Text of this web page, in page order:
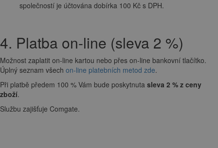
společností je účtována dobírka 100 Kč s DPH.
4. Platba on-line (sleva 2 %)
Možnost zaplatit on-line kartou nebo přes on-line bankovní tlačítko.
Úplný seznam všech on-line platebních metod zde.
Při platbě předem 100 % Vám bude poskytnuta sleva 2 % z ceny
zboží.
Službu zajišťuje Comgate.